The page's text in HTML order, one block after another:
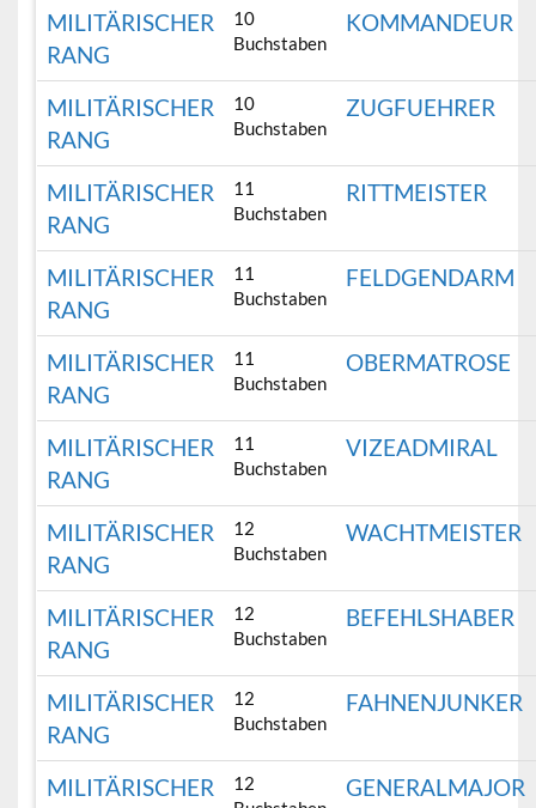
MILITÄRISCHER
RANG
10
Buchstaben
KOMMANDEUR
MILITÄRISCHER
RANG
10
Buchstaben
ZUGFUEHRER
MILITÄRISCHER
RANG
11
Buchstaben
RITTMEISTER
MILITÄRISCHER
RANG
11
Buchstaben
FELDGENDARM
MILITÄRISCHER
RANG
11
Buchstaben
OBERMATROSE
MILITÄRISCHER
RANG
11
Buchstaben
VIZEADMIRAL
MILITÄRISCHER
RANG
12
Buchstaben
WACHTMEISTER
MILITÄRISCHER
RANG
12
Buchstaben
BEFEHLSHABER
MILITÄRISCHER
RANG
12
Buchstaben
FAHNENJUNKER
MILITÄRISCHER
12
GENERALMAJOR